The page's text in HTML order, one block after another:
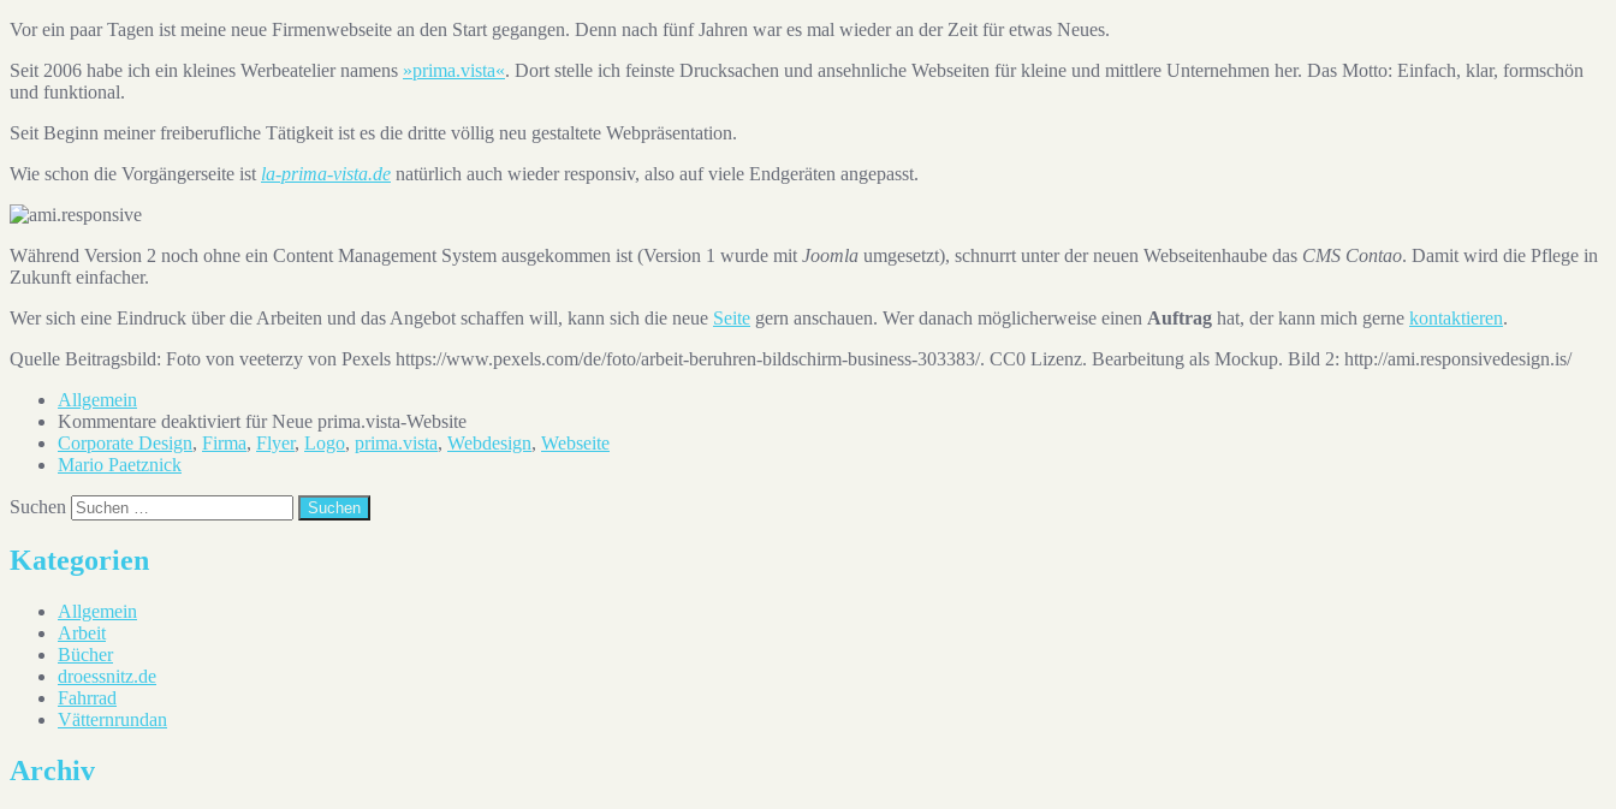
Vor ein paar Tagen ist meine neue Firmenwebseite an den Start gegangen. Denn nach fünf Jahren war es mal wieder an der Zeit für etwas Neues.
Seit 2006 habe ich ein kleines Werbeatelier namens »prima.vista«. Dort stelle ich feinste Drucksachen und ansehnliche Webseiten für kleine und mittlere Unternehmen her. Das Motto: Einfach, klar, formschön
und funktional.
Seit Beginn meiner freiberufliche Tätigkeit ist es die dritte völlig neu gestaltete Webpräsentation.
Wie schon die Vorgängerseite ist la-prima-vista.de natürlich auch wieder responsiv, also auf viele Endgeräten angepasst.
Während Version 2 noch ohne ein Content Management System ausgekommen ist (Version 1 wurde mit Joomla umgesetzt), schnurrt unter der neuen Webseitenhaube das CMS Contao. Damit wird die Pflege in
Zukunft einfacher.
Wer sich eine Eindruck über die Arbeiten und das Angebot schaffen will, kann sich die neue Seite gern anschauen. Wer danach möglicherweise einen Auftrag hat, der kann mich gerne kontaktieren.
Quelle Beitragsbild: Foto von veeterzy von Pexels https://www.pexels.com/de/foto/arbeit-beruhren-bildschirm-business-303383/. CC0 Lizenz. Bearbeitung als Mockup. Bild 2: http://ami.responsivedesign.is/
Allgemein
Kommentare deaktiviert für Neue prima.vista-Website
Corporate Design, Firma, Flyer, Logo, prima.vista, Webdesign, Webseite
Mario Paetznick
Suchen
Kategorien
Allgemein
Arbeit
Bücher
droessnitz.de
Fahrrad
Vätternrundan
Archiv